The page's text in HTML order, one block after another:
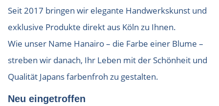
Seit 2017 bringen wir elegante Handwerkskunst und
exklusive Produkte direkt aus Köln zu Ihnen.
Wie unser Name Hanairo – die Farbe einer Blume –
streben wir danach, Ihr Leben mit der Schönheit und
Qualität Japans farbenfroh zu gestalten.
Neu eingetroffen